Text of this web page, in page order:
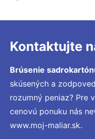
Kontaktujte
Brúsenie
skúsených a
rozumný peniaz? Pre
cenovú ponuku nás
www.moj-maliar.sk.